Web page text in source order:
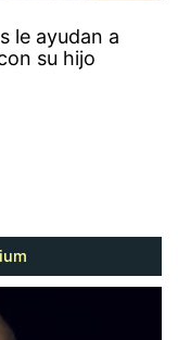
le ayudan a
su hijo